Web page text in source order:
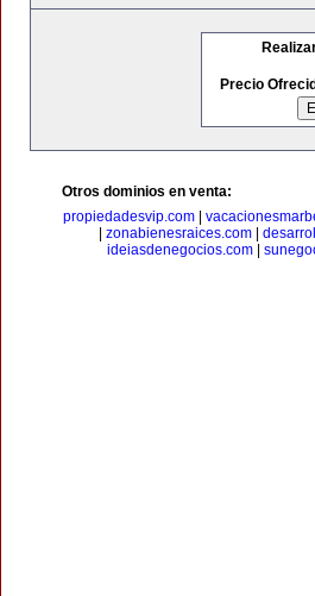
Precio
Otros dominios en venta:
propiedadesvip.com
zonabienesraices.com
ideiasdenegocios.com|